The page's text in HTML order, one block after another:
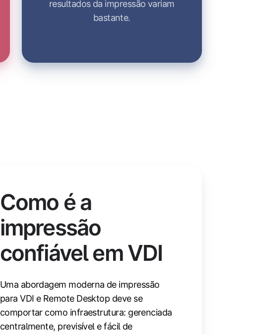
resultados da impressão variam
bastante.
Como é a
impressão
confiável em VDI
Uma abordagem moderna de impressão
para VDI e Remote Desktop deve se
comportar como infraestrutura: gerenciada
centralmente, previsível e fácil de